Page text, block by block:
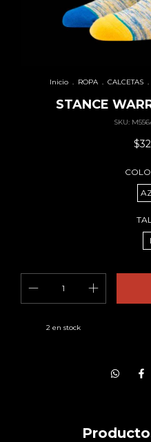
Inicio . ROPA . CALCETAS .
STANCE
SKU:
2 en stock